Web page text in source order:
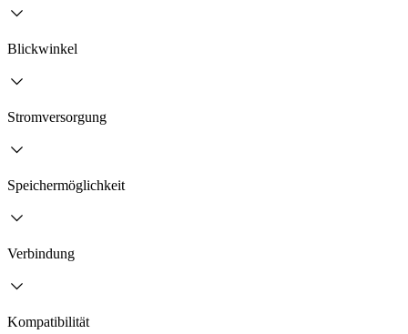
Blickwinkel
Stromversorgung
Speichermöglichkeit
Verbindung
Kompatibilität